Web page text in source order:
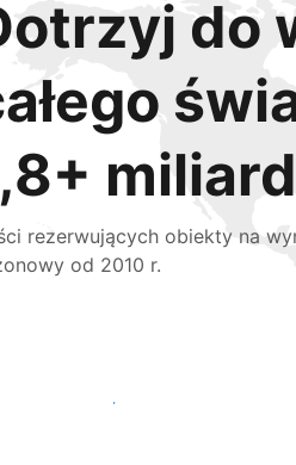
do
rezerwujących obiekty na
od 2010 r.
do nowych gości już dziś